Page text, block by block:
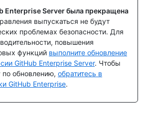
Enterprise Server была прекращена
выпускаться не будут
проблемах безопасности. Для
повышения
функций выполните обновление
GitHub Enterprise Server. Чтобы
по обновлению, обратитесь в
GitHub Enterprise.